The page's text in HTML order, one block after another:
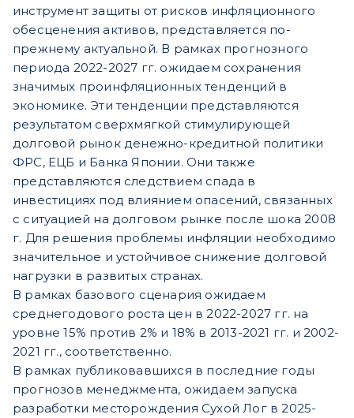
инструмент защиты от рисков инфляционного
обесценения активов, представляется по-
прежнему актуальной. В рамках прогнозного
периода 2022-2027 гг. ожидаем сохранения
значимых проинфляционных тенденций в
экономике. Эти тенденции представляются
результатом сверхмягкой стимулирующей
долговой рынок денежно-кредитной политики
ФРС, ЕЦБ и Банка Японии. Они также
представляются следствием спада в
инвестициях под влиянием опасений, связанных
с ситуацией на долговом рынке после шока 2008
г. Для решения проблемы инфляции необходимо
значительное и устойчивое снижение долговой
нагрузки в развитых странах.
В рамках базового сценария ожидаем
среднегодового роста цен в 2022-2027 гг. на
уровне 15% против 2% и 18% в 2013-2021 гг. и 2002-
2021 гг., соответственно.
В рамках публиковавшихся в последние годы
прогнозов менеджмента, ожидаем запуска
разработки месторождения Сухой Лог в 2025-